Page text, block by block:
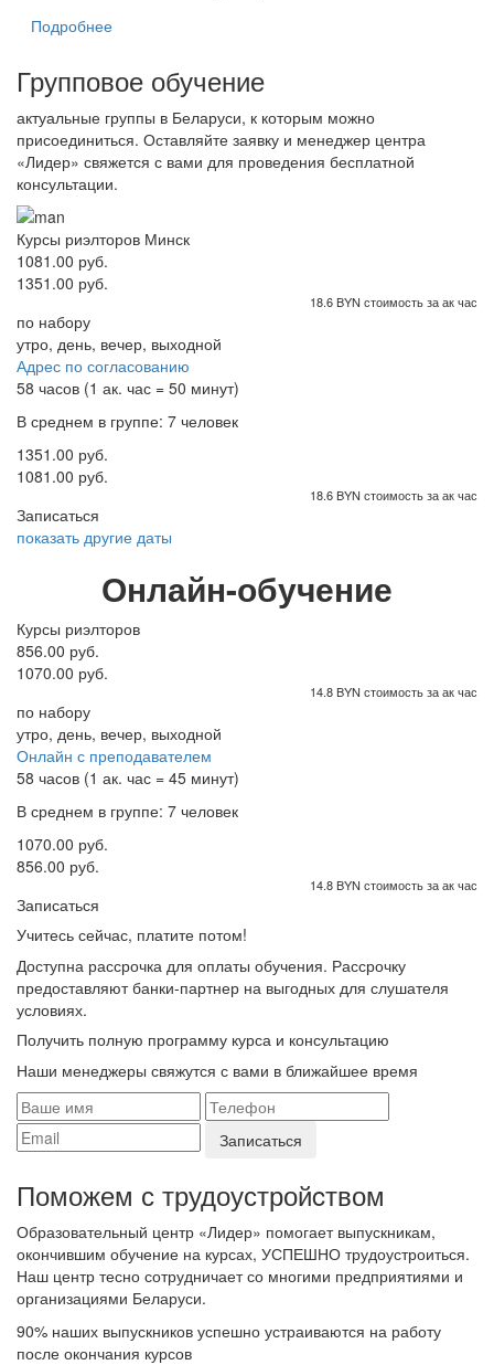
Подробнее
Групповое обучение
актуальные группы в Беларуси, к которым можно
присоединиться. Оставляйте заявку и менеджер центра
«Лидер» свяжется с вами для проведения бесплатной
консультации.
Курсы риэлторов Минск
1081.00 руб.
1351.00 руб.
18.6 BYN стоимость за ак час
по набору
утро, день, вечер, выходной
Адрес по согласованию
58 часов (1 ак. час = 50 минут)
В среднем в группе: 7 человек
1351.00 руб.
1081.00 руб.
18.6 BYN стоимость за ак час
Записаться
показать другие даты
Онлайн-обучение
Курсы риэлторов
856.00 руб.
1070.00 руб.
14.8 BYN стоимость за ак час
по набору
утро, день, вечер, выходной
Онлайн с преподавателем
58 часов (1 ак. час = 45 минут)
В среднем в группе: 7 человек
1070.00 руб.
856.00 руб.
14.8 BYN стоимость за ак час
Записаться
Учитесь сейчас, платите потом!
Доступна рассрочка для оплаты обучения. Рассрочку
предоставляют банки-партнер на выгодных для слушателя
условиях.
Получить полную программу курса и консультацию
Наши менеджеры свяжутся с вами в ближайшее время
Поможем с трудоустройcтвом
Образовательный центр «Лидер» помогает выпускникам,
окончившим обучение на курсах, УСПЕШНО трудоустроиться.
Наш центр тесно сотрудничает со многими предприятиями и
организациями Беларуси.
90% наших выпускников успешно устраиваются на работу
после окончания курсов